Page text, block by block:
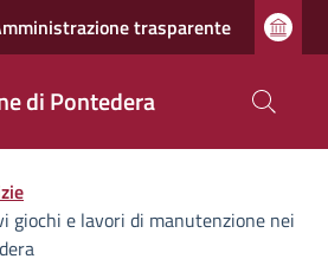
trasparente
di Pontedera
giochi e lavori di manutenzione nei